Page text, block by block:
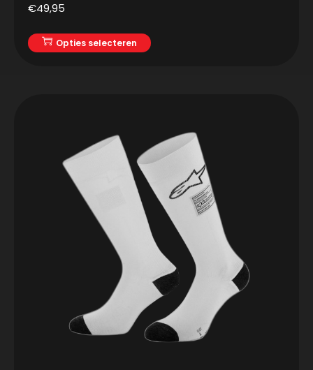
€49,95
Opties selecteren